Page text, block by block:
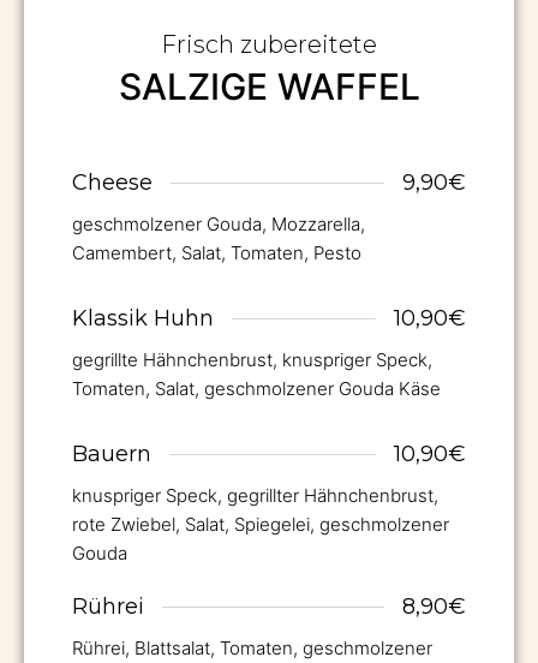
Frisch zubereitete
SALZIGE WAFFEL
Cheese 9,90€
geschmolzener Gouda, Mozzarella,
Camembert, Salat, Tomaten, Pesto
Klassik Huhn 10,90€
gegrillte Hähnchenbrust, knuspriger Speck,
Tomaten, Salat, geschmolzener Gouda Käse
Bauern 10,90€
knuspriger Speck, gegrillter Hähnchenbrust,
rote Zwiebel, Salat, Spiegelei, geschmolzener
Gouda
Rührei 8,90€
Rührei, Blattsalat, Tomaten, geschmolzener